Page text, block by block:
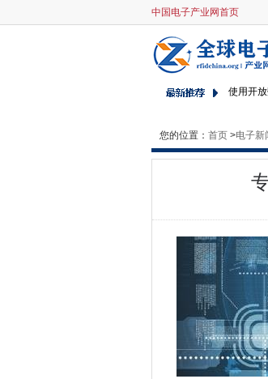
中国电子产业网首页专家组
案例分
调查发
HP Inc
英国政
2020年
Mod
康沃尔
Defra部
NHS和
遇见警
您的位置： 首页 >电子新